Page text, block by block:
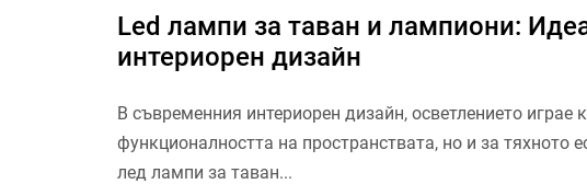
Led лампи за таван и лампиони:
интериорен дизайн
В съвременния интериорен дизайн, осветлението
функционалността на пространствата, но и за тяхното
лед лампи за таван...